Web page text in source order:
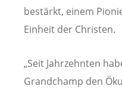
bestärkt, einem
Einheit der Christen.
„Seit Jahrzehnten
Grandchamp den